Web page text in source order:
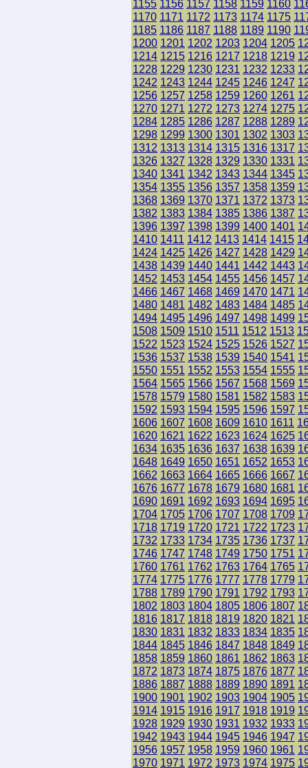
1155 1156 1157 1158 1159 1160
1170 1171 1172 1173 1174 1175
1185 1186 1187 1188 1189 1190
1200 1201 1202 1203 1204 1205
1214 1215 1216 1217 1218 1219
1228 1229 1230 1231 1232 1233
1242 1243 1244 1245 1246 1247
1256 1257 1258 1259 1260 1261
1270 1271 1272 1273 1274 1275
1284 1285 1286 1287 1288 1289
1298 1299 1300 1301 1302 1303
1312 1313 1314 1315 1316 1317
1326 1327 1328 1329 1330 1331
1340 1341 1342 1343 1344 1345
1354 1355 1356 1357 1358 1359
1368 1369 1370 1371 1372 1373
1382 1383 1384 1385 1386 1387
1396 1397 1398 1399 1400 1401
1410 1411 1412 1413 1414 1415
1424 1425 1426 1427 1428 1429
1438 1439 1440 1441 1442 1443
1452 1453 1454 1455 1456 1457
1466 1467 1468 1469 1470 1471
1480 1481 1482 1483 1484 1485
1494 1495 1496 1497 1498 1499
1508 1509 1510 1511 1512 1513
1522 1523 1524 1525 1526 1527
1536 1537 1538 1539 1540 1541
1550 1551 1552 1553 1554 1555
1564 1565 1566 1567 1568 1569
1578 1579 1580 1581 1582 1583
1592 1593 1594 1595 1596 1597
1606 1607 1608 1609 1610 1611
1620 1621 1622 1623 1624 1625
1634 1635 1636 1637 1638 1639
1648 1649 1650 1651 1652 1653
1662 1663 1664 1665 1666 1667
1676 1677 1678 1679 1680 1681
1690 1691 1692 1693 1694 1695
1704 1705 1706 1707 1708 1709
1718 1719 1720 1721 1722 1723
1732 1733 1734 1735 1736 1737
1746 1747 1748 1749 1750 1751
1760 1761 1762 1763 1764 1765
1774 1775 1776 1777 1778 1779
1788 1789 1790 1791 1792 1793
1802 1803 1804 1805 1806 1807
1816 1817 1818 1819 1820 1821
1830 1831 1832 1833 1834 1835
1844 1845 1846 1847 1848 1849
1858 1859 1860 1861 1862 1863
1872 1873 1874 1875 1876 1877
1886 1887 1888 1889 1890 1891
1900 1901 1902 1903 1904 1905
1914 1915 1916 1917 1918 1919
1928 1929 1930 1931 1932 1933
1942 1943 1944 1945 1946 1947
1956 1957 1958 1959 1960 1961
1970 1971 1972 1973 1974 1975